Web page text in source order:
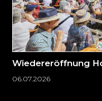
Wiedereröffnung
06.07.2026